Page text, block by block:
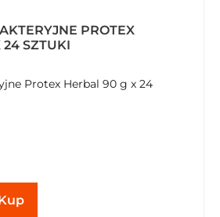
PROTEX
24 SZTUKI
Protex Herbal 90 g x 24